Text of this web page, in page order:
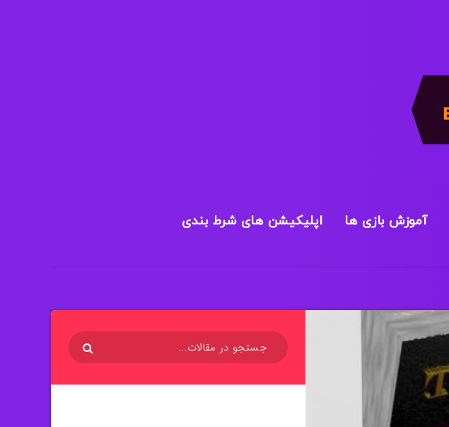
آموزش بازی ها اپلیکیشن های شرط بندی